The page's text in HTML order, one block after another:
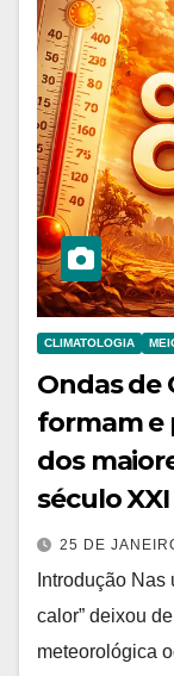
CLIMATOLOGIA
Ondas de
formam e
dos
século XXI
25 DE
Introdução Nas
calor” deixou
meteorológica